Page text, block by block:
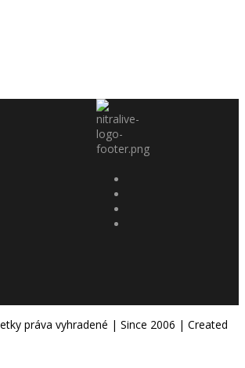
práva vyhradené | Since 2006 | Created